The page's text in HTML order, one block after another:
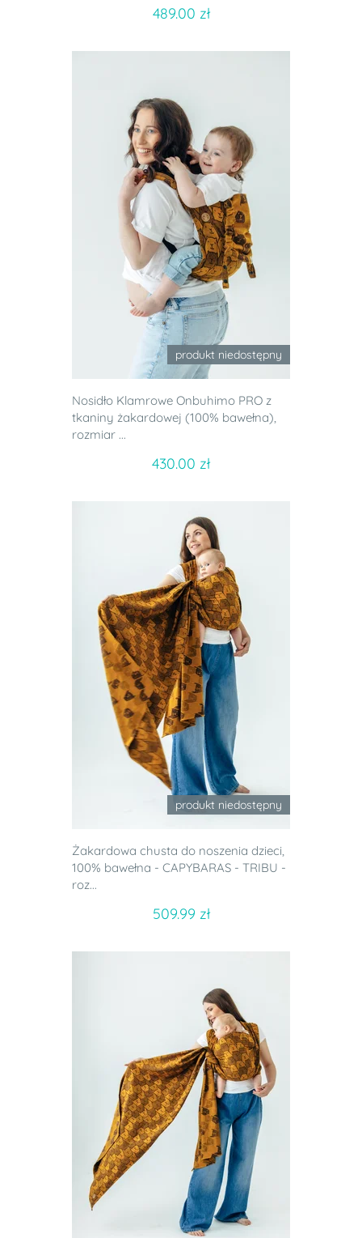
489.00 zł
produkt niedostępny
Nosidło Klamrowe Onbuhimo PRO z
tkaniny żakardowej (100% bawełna),
rozmiar ...
430.00 zł
produkt niedostępny
Żakardowa chusta do noszenia dzieci,
100% bawełna - CAPYBARAS - TRIBU -
roz...
509.99 zł